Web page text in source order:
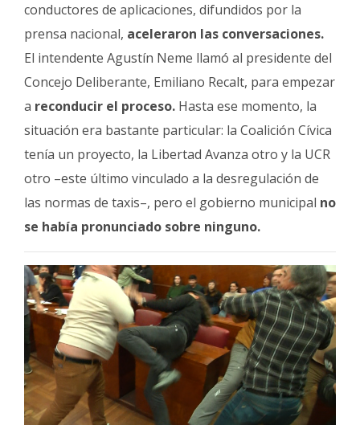
conductores de aplicaciones, difundidos por la
prensa nacional, aceleraron las conversaciones.
El intendente Agustín Neme llamó al presidente del
Concejo Deliberante, Emiliano Recalt, para empezar
a reconducir el proceso. Hasta ese momento, la
situación era bastante particular: la Coalición Cívica
tenía un proyecto, la Libertad Avanza otro y la UCR
otro –este último vinculado a la desregulación de
las normas de taxis–, pero el gobierno municipal no
se había pronunciado sobre ninguno.